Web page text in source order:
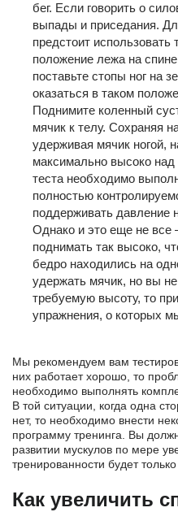
бег. Если говорить о
выпады и приседания.
предстоит
положение лежа на
поставьте стопы ног на
оказаться в таком
Поднимите коленный
мячик к телу. Сохраняя
удерживая мячик ногой,
максимально высоко
теста необходимо
полностью
поддерживать давление
Однако и это еще не
поднимать так высоко,
бедро находились на
удержать мячик, но вы
требуемую высоту, то
упражнения, о которых
Мы рекомендуем вам
них работает хорошо, то
необходимо выполнять
В той ситуации, когда одна
нет, то необходимо внести
программу тренинга. Вы
развитии мускулов по мере
тренированности будет
Как увеличить